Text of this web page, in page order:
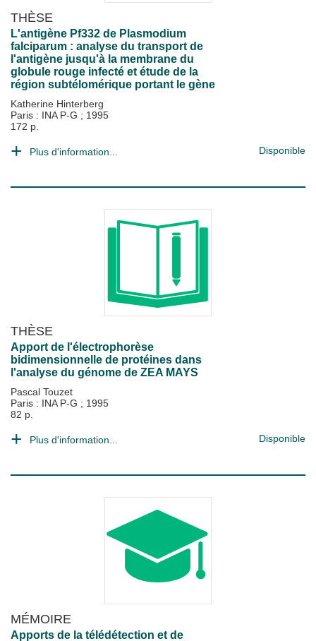
THÈSE
L'antigène Pf332 de Plasmodium
falciparum : analyse du transport de
l'antigène jusqu'à la membrane du
globule rouge infecté et étude de la
région subtélomérique portant le gène
Katherine Hinterberg
Paris : INA P-G ; 1995
172 p.
Plus d'information... Disponible
THÈSE
Apport de l'électrophorèse
bidimensionnelle de protéines dans
l'analyse du génome de ZEA MAYS
Pascal Touzet
Paris : INA P-G ; 1995
82 p.
Plus d'information... Disponible
MÉMOIRE
Apports de la télédétection et de